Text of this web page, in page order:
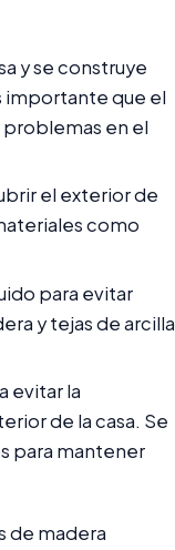
y se construye
importante que el
en el
el exterior de
como
para evitar
y tejas de arcilla
evitar la
de la casa. Se
para mantener
de madera